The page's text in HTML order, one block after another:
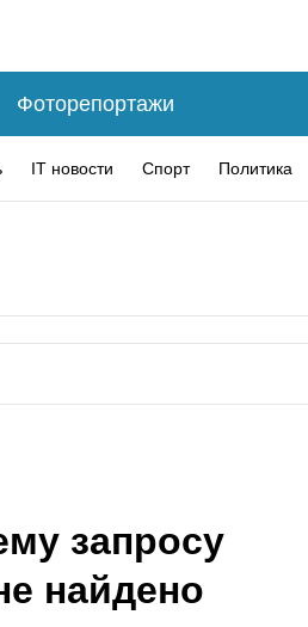
Фоторепортажи
IT новости Спорт Политика
запросу
найдено